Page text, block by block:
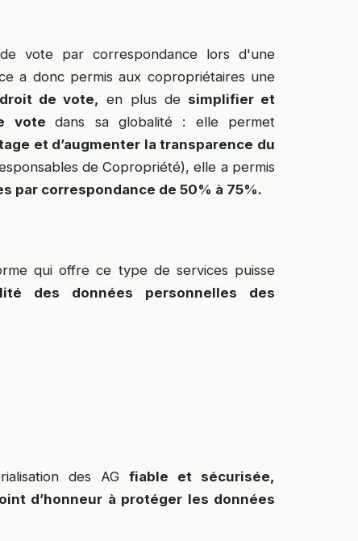
vote par correspondance lors d'une
a donc permis aux copropriétaires une
de vote, en plus de simplifier et
votedans sa globalité : elle permet
et d’augmenter la transparence du
de Copropriété), elle a permis
par correspondance de 50% à 75%.
qui offre ce type de services puisse
des données personnelles des
des AG fiable et sécurisée,
d’honneur à protéger les données